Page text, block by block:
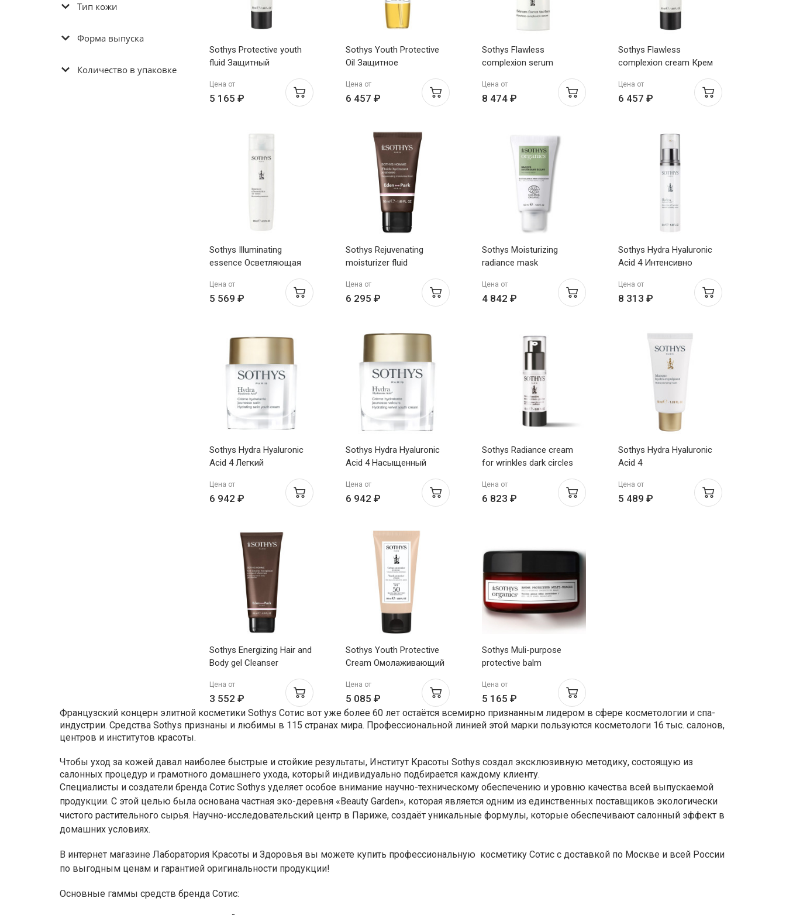
Тип кожи
Форма выпуска
Количество в упаковке
Sothys Protective youth
fluid Защитный
SPF50 50мл
Цена от
5 165 ₽
Sothys Youth Protective
Oil Защитное
SPF30 для лица, тела и
волос 100мл
Цена от
6 457 ₽
Sothys Flawless
complexion serum
безупречного цвета лица
30мл
Цена от
8 474 ₽
Sothys Flawless
complexion cream Крем
50мл
Цена от
6 457 ₽
Sothys Illuminating
essence Осветляющая
Цена от
5 569 ₽
Sothys Rejuvenating
moisturizer fluid
омолаживающий флюид
50мл
Цена от
6 295 ₽
Sothys Moisturizing
radiance mask
придающая сияние 50мл
Цена от
4 842 ₽
Sothys Hydra Hyaluronic
Acid 4 Интенсивно
сыворотка 50мл
Цена от
8 313 ₽
Sothys Hydra Hyaluronic
Acid 4 Легкий
омолаживающий крем
50мл
Цена от
6 942 ₽
Sothys Hydra Hyaluronic
Acid 4 Насыщенный
омолаживающий крем
50мл
Цена от
6 942 ₽
Sothys Radiance cream
for wrinkles dark circles
омолаживающий крем
для кожи вокруг глаз
Цена от
6 823 ₽
Sothys Hydra Hyaluronic
Acid 4
омолаживающая маска
50мл
Цена от
5 489 ₽
Sothys Energizing Hair and
Body gel Cleanser
гель-шампунь для тела и
волос 200мл
Цена от
3 552 ₽
Sothys Youth Protective
Cream Омолаживающий
для лица и
чувствительных зон 50мл
Цена от
5 085 ₽
Sothys Muli-purpose
protective balm
защитный бальзам для
всей семьи 75г
Цена от
5 165 ₽
Французский концерн элитной косметики Sothys Сотис вот уже более 60 лет остаётся всемирно признанным лидером в сфере косметологии и спа-
индустрии. Средства Sothys признаны и любимы в 115 странах мира. Профессиональной линией этой марки пользуются косметологи 16 тыс. салонов,
центров и институтов красоты.
Чтобы уход за кожей давал наиболее быстрые и стойкие результаты, Институт Красоты Sothys создал эксклюзивную методику, состоящую из
салонных процедур и грамотного домашнего ухода, который индивидуально подбирается каждому клиенту.
Специалисты и создатели бренда Сотис Sothys уделяет особое внимание научно-техническому обеспечению и уровню качества всей выпускаемой
продукции. С этой целью была основана частная эко-деревня «Beauty Garden», которая является одним из единственных поставщиков экологически
чистого растительного сырья. Научно-исследовательский центр в Париже, создаёт уникальные формулы, которые обеспечивают салонный эффект в
домашних условиях.
В интернет магазине Лаборатория Красоты и Здоровья вы можете купить профессиональную косметику Сотис с доставкой по Москве и всей России
по выгодным ценам и гарантией оригинальности продукции!
Основные гаммы средств бренда Сотис: